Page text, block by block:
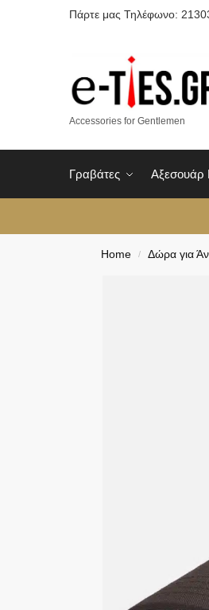
Πάρτε μας Τηλέφωνο:
Accessories for Gentlemen
Γραβάτες Αξεσουάρ
Home / Δώρα για